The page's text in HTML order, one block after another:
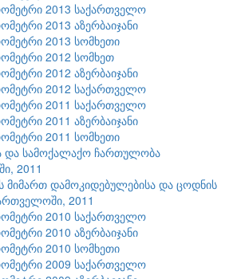
2013 საქართველო
2013 აზერბაიჯანი
2013 სომხეთი
2012 სომხეთ
2012 აზერბაიჯანი
2012 საქართველო
2011 საქართველო
2011 აზერბაიჯანი
2011 სომხეთი
და სამოქალაქო ჩართულობა
2011
მიმართ დამოკიდებულებისა და ცოდნის
2011
2010 საქართველო
2010 აზერბაიჯანი
2010 სომხეთი
2009 საქართველო